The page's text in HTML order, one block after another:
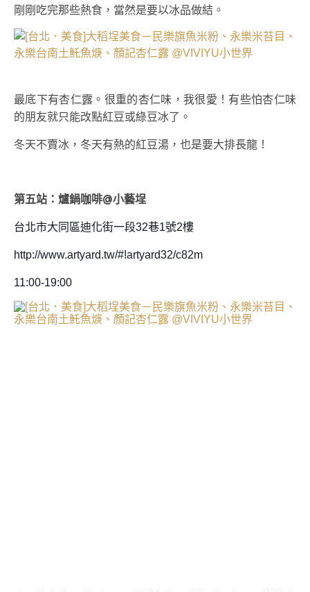
剛剛吃完那些熱食，當然是要以冰品做結。
最底下有杏仁露。很重的杏仁味，我很愛！有些怕杏仁味
的朋友就只能改點紅豆或綠豆冰了。
冬天不賣冰，冬天有熱的紅豆湯，也是要大排長龍！
第五站： 爐鍋咖啡@小藝埕
台北市大同區迪化街一段32巷1號2樓
http://www.artyard.tw/#!artyard32/c82m
11:00-19:00